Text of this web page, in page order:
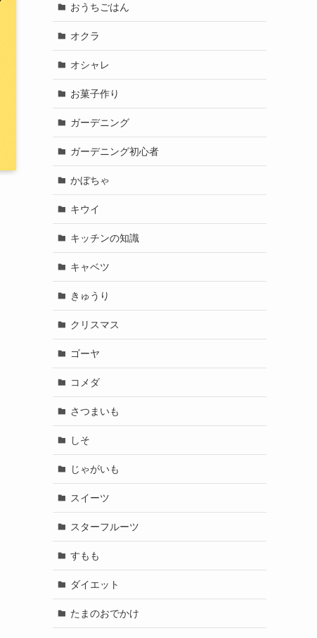
おうちごはん
オクラ
オシャレ
お菓子作り
ガーデニング
ガーデニング初心者
かぼちゃ
キウイ
キッチンの知識
キャベツ
きゅうり
クリスマス
ゴーヤ
コメダ
さつまいも
しそ
じゃがいも
スイーツ
スターフルーツ
すもも
ダイエット
たまのおでかけ